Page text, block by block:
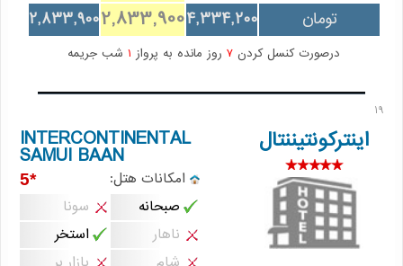
تومان
4,334,200
2,833,900
2,833,900
درصورت کنسل کردن 7 روز مانده به پرواز شب جریمه
19
اینترکونتیننتال INTERCONTINENTAL
SAMUI BAAN
امکانات هتل: *5
صبحانه
سونا
ناهار
استخر